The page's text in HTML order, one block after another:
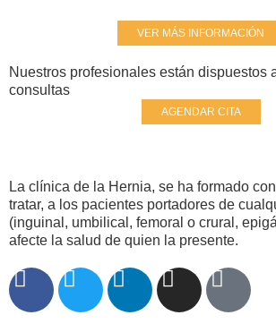
VER MÁS INFORMACIÓN
Nuestros profesionales están dispuestos
consultas
AGENDAR CITA
La clínica de la Hernia, se ha formado
tratar, a los pacientes portadores de
(inguinal, umbilical, femoral o crural,
afecte la salud de quien la presente.